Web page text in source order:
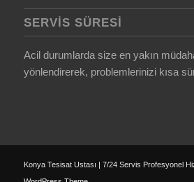
SERVIS SÜRESI
Acil durumlarda size en yakın
yönlendirerek, problemlerinizi kısa
Konya Tesisat Ustası | 7/24 Servis Profesyonel